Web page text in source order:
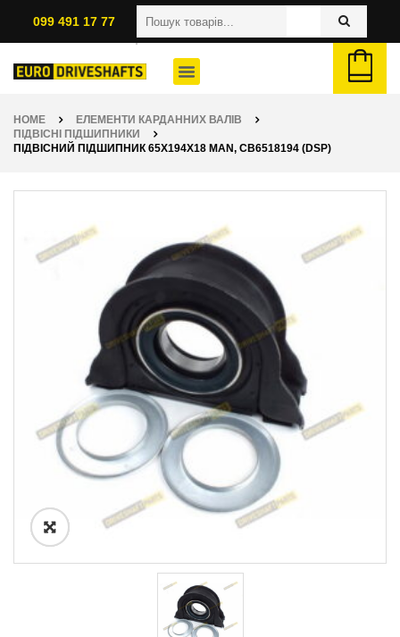
099 491 17 77
HOME
ЕЛЕМЕНТИ КАРДАННИХ ВАЛІВ
ПІДВІСНІ ПІДШИПНИКИ
ПІДВІСНИЙ ПІДШИПНИК 65X194X18 MAN, CB6518194 (DSP)